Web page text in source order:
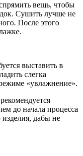
вещь, чтобы
Сушить лучше не
После этого
выставить в
слегка
«увлажнение».
до начала процесса
изделия, дабы не